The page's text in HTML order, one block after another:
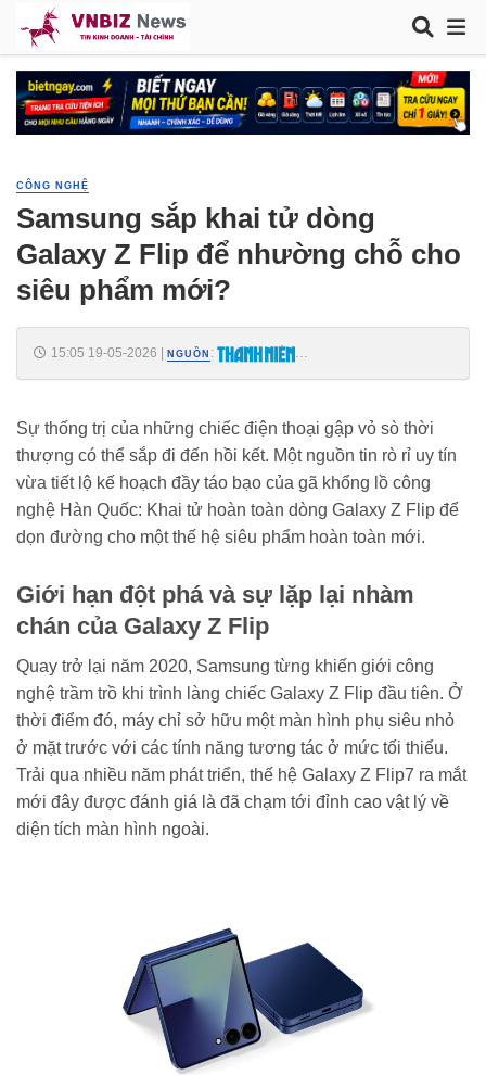
CÔNG NGHỆ
Samsung sắp khai tử dòng
Galaxy Z Flip để nhường chỗ cho
siêu phẩm mới?
15:05 19-05-2026 NGUỒN :
Sự thống trị của những chiếc điện thoại gập vỏ sò thời
thượng có thể sắp đi đến hồi kết. Một nguồn tin rò rỉ uy tín
vừa tiết lộ kế hoạch đầy táo bạo của gã khổng lồ công
nghệ Hàn Quốc: Khai tử hoàn toàn dòng Galaxy Z Flip để
dọn đường cho một thế hệ siêu phẩm hoàn toàn mới.
Giới hạn đột phá và sự lặp lại nhàm
chán của Galaxy Z Flip
Quay trở lại năm 2020, Samsung từng khiến giới công
nghệ trầm trồ khi trình làng chiếc Galaxy Z Flip đầu tiên. Ở
thời điểm đó, máy chỉ sở hữu một màn hình phụ siêu nhỏ
ở mặt trước với các tính năng tương tác ở mức tối thiểu.
Trải qua nhiều năm phát triển, thế hệ Galaxy Z Flip7 ra mắt
mới đây được đánh giá là đã chạm tới đỉnh cao vật lý về
diện tích màn hình ngoài.